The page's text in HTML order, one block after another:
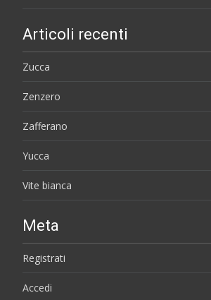
Articoli recenti
Zucca
Zenzero
Zafferano
Yucca
Vite bianca
Meta
Registrati
Accedi